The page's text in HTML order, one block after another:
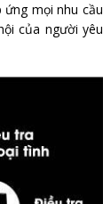
mọi nhu cầu
của người yêu